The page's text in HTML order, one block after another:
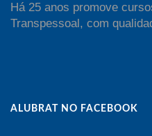
Há 25 anos promove
Transpessoal, com
ALUBRAT NO FACEBOOK